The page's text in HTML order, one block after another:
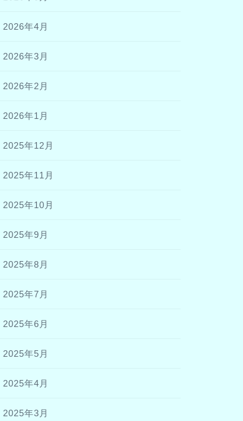
2026年4月
2026年3月
2026年2月
2026年1月
2025年12月
2025年11月
2025年10月
2025年9月
2025年8月
2025年7月
2025年6月
2025年5月
2025年4月
2025年3月